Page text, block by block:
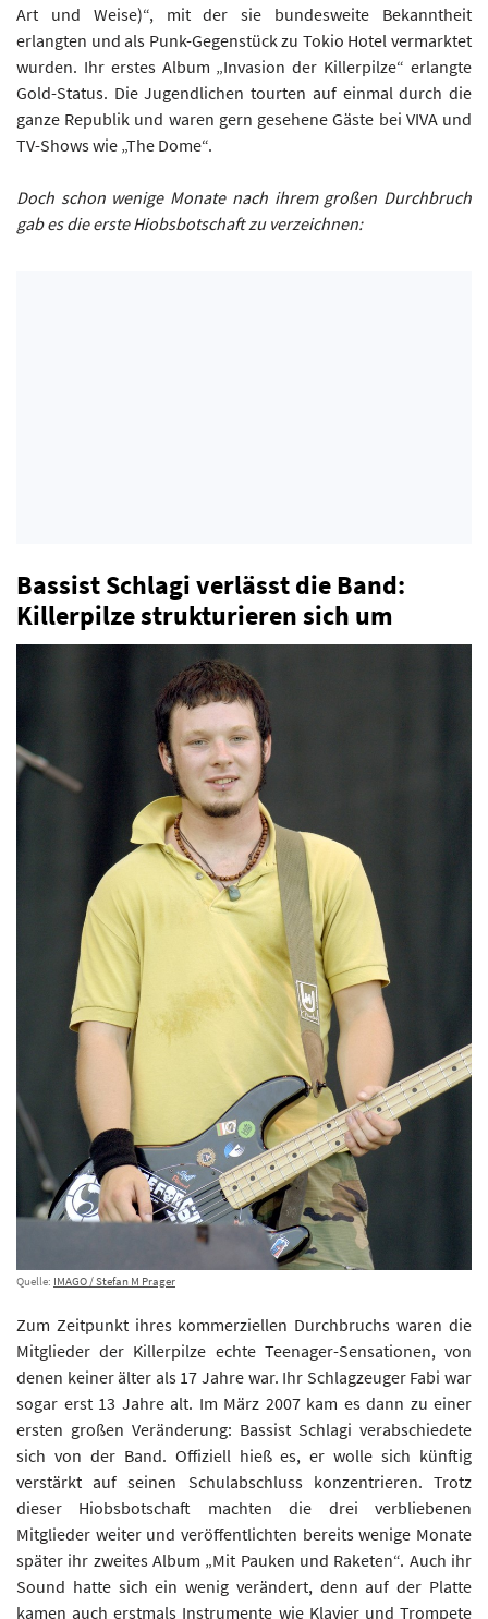
Art und Weise)“, mit der sie bundesweite Bekanntheit
erlangten und als Punk-Gegenstück zu Tokio Hotel vermarktet
wurden. Ihr erstes Album „Invasion der Killerpilze“ erlangte
Gold-Status. Die Jugendlichen tourten auf einmal durch die
ganze Republik und waren gern gesehene Gäste bei VIVA und
TV-Shows wie „The Dome“.
Doch schon wenige Monate nach ihrem großen Durchbruch
gab es die erste Hiobsbotschaft zu verzeichnen:
Bassist Schlagi verlässt die Band:
Killerpilze strukturieren sich um
Quelle: IMAGO / Stefan M Prager
Zum Zeitpunkt ihres kommerziellen Durchbruchs waren die
Mitglieder der Killerpilze echte Teenager-Sensationen, von
denen keiner älter als 17 Jahre war. Ihr Schlagzeuger Fabi war
sogar erst 13 Jahre alt. Im März 2007 kam es dann zu einer
ersten großen Veränderung: Bassist Schlagi verabschiedete
sich von der Band. Offiziell hieß es, er wolle sich künftig
verstärkt auf seinen Schulabschluss konzentrieren. Trotz
dieser Hiobsbotschaft machten die drei verbliebenen
Mitglieder weiter und veröffentlichten bereits wenige Monate
später ihr zweites Album „Mit Pauken und Raketen“. Auch ihr
Sound hatte sich ein wenig verändert, denn auf der Platte
kamen auch erstmals Instrumente wie Klavier und Trompete